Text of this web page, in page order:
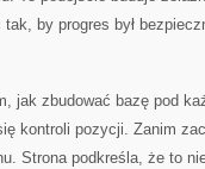
by progres był
jak zbudować bazę pod
kontroli pozycji. Zanim
Strona podkreśla, że to